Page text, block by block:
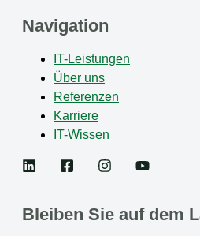
Navigation
IT-Leistungen
Über uns
Referenzen
Karriere
IT-Wissen
Bleiben Sie auf dem